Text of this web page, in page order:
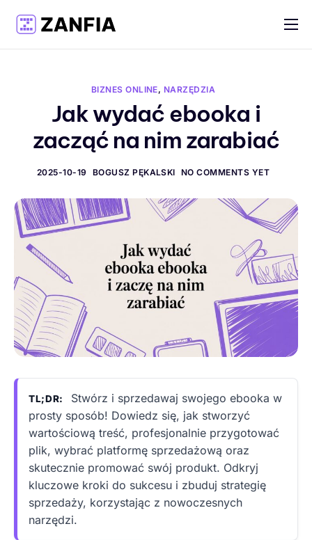
Funkcje
Cennik
Logowanie
BIZNES ONLINE, NARZĘDZIA
Jak wydać ebooka i
zacząć na nim zarabiać
2025-10-19 BOGUSZ PĘKALSKI NO COMMENTS YET
TL;DR:
Stwórz i sprzedawaj swojego ebooka w
prosty sposób! Dowiedz się, jak stworzyć
wartościową treść, profesjonalnie przygotować
plik, wybrać platformę sprzedażową oraz
skutecznie promować swój produkt. Odkryj
kluczowe kroki do sukcesu i zbuduj strategię
sprzedaży, korzystając z nowoczesnych
narzędzi.